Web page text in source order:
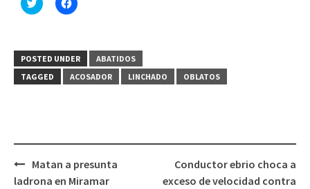
clic
(Se
abre
en
una
clic
(Se
abre
en
una
POSTED UNDER
ABATIDOS
TAGGED
ACOSADOR LINCHADO OBLATOS
Post
navigation
Matan a presunta
ladrona en Miramar
Conductor ebrio choca a
exceso de velocidad contra